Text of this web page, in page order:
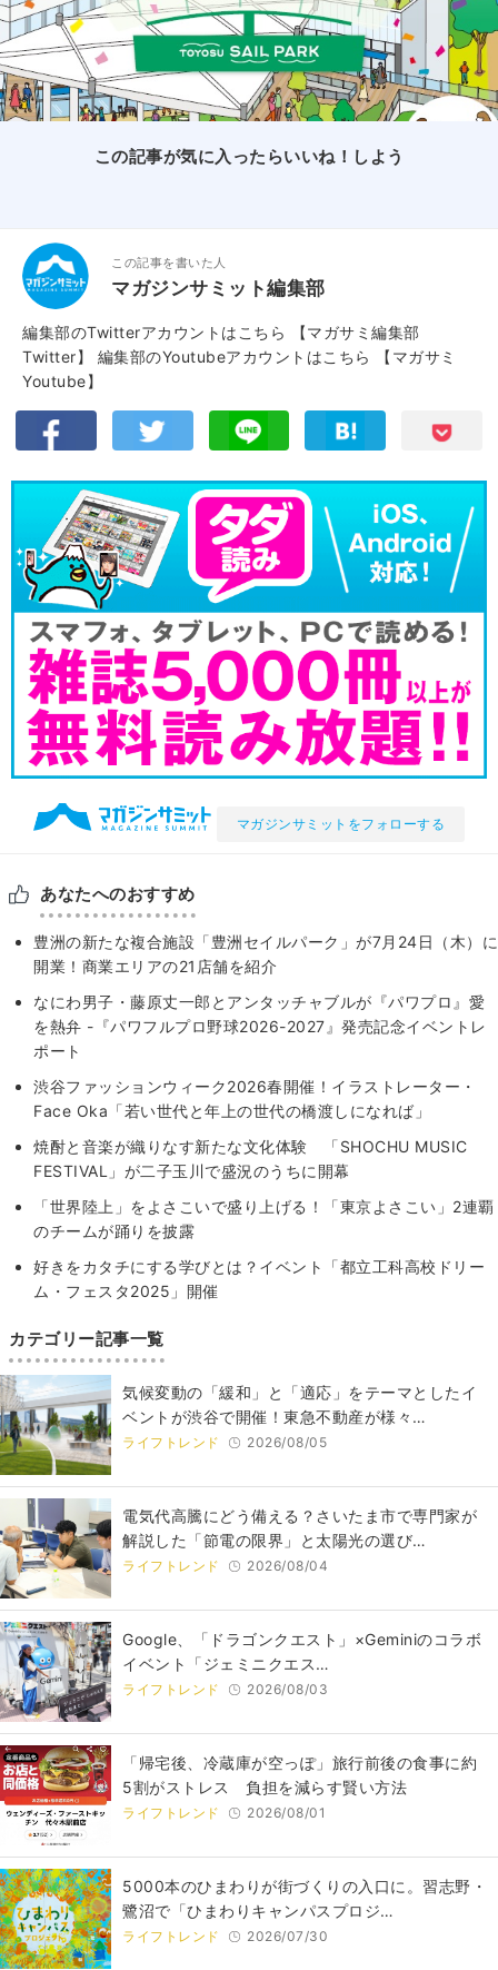
この記事が気に入ったらいいね！しよう
この記事を書いた人
マガジンサミット編集部
編集部のTwitterアカウントはこちら
【マガサミ編集部
Twitter】
編集部のYoutubeアカウントはこちら
【マガサミ
Youtube】
マガジンサミットをフォローする
あなたへのおすすめ
豊洲の新たな複合施設「豊洲セイルパーク」が7月24日（木）に
開業！商業エリアの21店舗を紹介
なにわ男子・藤原丈一郎とアンタッチャブルが『パワプロ』愛
を熱弁 -『パワフルプロ野球2026-2027』発売記念イベントレ
ポート
渋谷ファッションウィーク2026春開催！イラストレーター・
Face Oka「若い世代と年上の世代の橋渡しになれば」
焼酎と音楽が織りなす新たな文化体験 「SHOCHU MUSIC
FESTIVAL」が二子玉川で盛況のうちに開幕
「世界陸上」をよさこいで盛り上げる！「東京よさこい」2連覇
のチームが踊りを披露
好きをカタチにする学びとは？イベント「都立工科高校ドリー
ム・フェスタ2025」開催
カテゴリー記事一覧
気候変動の「緩和」と「適応」をテーマとしたイ
ベントが渋谷で開催！東急不動産が様々…
ライフトレンド 2026/08/05
電気代高騰にどう備える？さいたま市で専門家が
解説した「節電の限界」と太陽光の選び…
ライフトレンド 2026/08/04
Google、「ドラゴンクエスト」×Geminiのコラボ
イベント「ジェミニクエス…
ライフトレンド 2026/08/03
「帰宅後、冷蔵庫が空っぽ」旅行前後の食事に約
5割がストレス 負担を減らす賢い方法
ライフトレンド 2026/08/01
5000本のひまわりが街づくりの入口に。習志野・
鷺沼で「ひまわりキャンパスプロジ…
ライフトレンド 2026/07/30